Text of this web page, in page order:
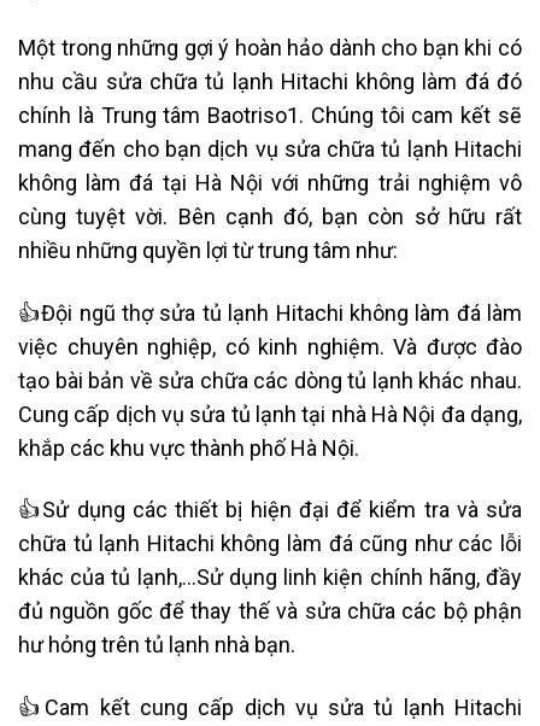
Một trong những gợi ý hoàn hảo dành cho bạn khi có
nhu cầu sửa chữa tủ lạnh Hitachi không làm đá đó
chính là Trung tâm Baotriso1. Chúng tôi cam kết sẽ
mang đến cho bạn dịch vụ sửa chữa tủ lạnh Hitachi
không làm đá tại Hà Nội với những trải nghiệm vô
cùng tuyệt vời. Bên cạnh đó, bạn còn sở hữu rất
nhiều những quyền lợi từ trung tâm như:
👍Đội ngũ thợ sửa tủ lạnh Hitachi không làm đá làm
việc chuyên nghiệp, có kinh nghiệm. Và được đào
tạo bài bản về sửa chữa các dòng tủ lạnh khác nhau.
Cung cấp dịch vụ sửa tủ lạnh tại nhà Hà Nội đa dạng,
khắp các khu vực thành phố Hà Nội.
👍Sử dụng các thiết bị hiện đại để kiểm tra và sửa
chữa tủ lạnh Hitachi không làm đá cũng như các lỗi
khác của tủ lạnh,…Sử dụng linh kiện chính hãng, đầy
đủ nguồn gốc để thay thế và sửa chữa các bộ phận
hư hỏng trên tủ lạnh nhà bạn.
👍Cam kết cung cấp dịch vụ sửa tủ lạnh Hitachi